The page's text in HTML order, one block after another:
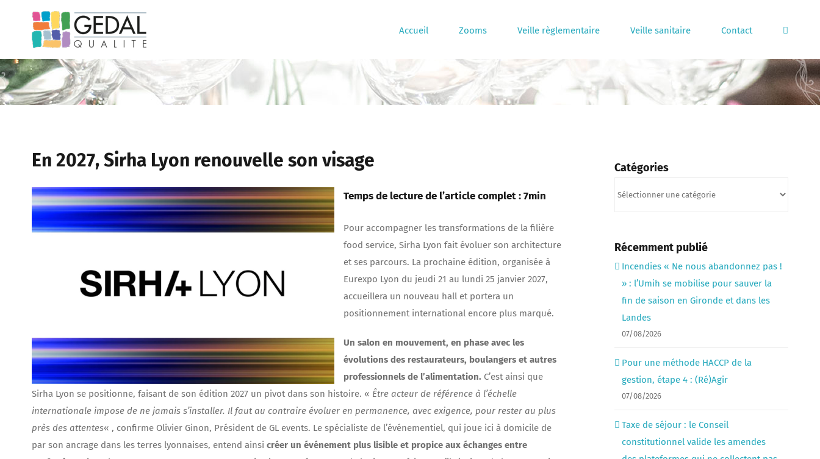
contenu
Accueil Zooms Veille règlementaire Veille sanitaire Contact
En 2027, Sirha Lyon renouvelle son visage
Temps de lecture de l’article complet : 7min
Pour accompagner les transformations de la filière
food service, Sirha Lyon fait évoluer son architecture
et ses parcours. La prochaine édition, organisée à
Eurexpo Lyon du jeudi 21 au lundi 25 janvier 2027,
accueillera un nouveau hall et portera un
positionnement international encore plus marqué.
Un salon en mouvement, en phase avec les
évolutions des restaurateurs, boulangers et autres
professionnels de l’alimentation. C’est ainsi que
Sirha Lyon se positionne, faisant de son édition 2027 un pivot dans son histoire. « Être acteur de référence à l’échelle
internationale impose de ne jamais s’installer. Il faut au contraire évoluer en permanence, avec exigence, pour rester au plus
près des attentes« , confirme Olivier Ginon, Président de GL events. Le spécialiste de l’événementiel, qui joue ici à domicile de
par son ancrage dans les terres lyonnaises, entend ainsi créer un événement plus lisible et propice aux échanges entre
Catégories
Récemment publié
Incendies « Ne nous abandonnez pas !
» : l’Umih se mobilise pour sauver la
fin de saison en Gironde et dans les
Landes
07/08/2026
Pour une méthode HACCP de la
gestion, étape 4 : (Ré)Agir
07/08/2026
Taxe de séjour : le Conseil
constitutionnel valide les amendes